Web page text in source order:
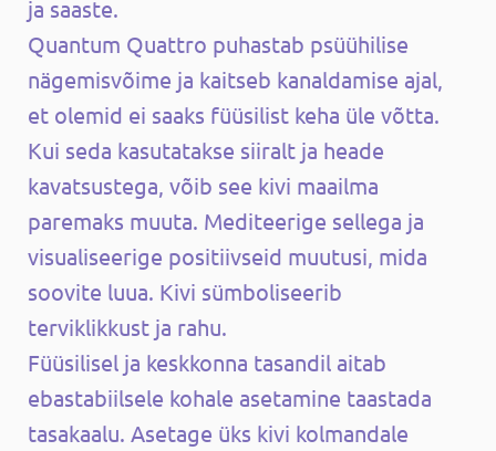
ja saaste.
Quantum Quattro puhastab psüühilise
nägemisvõime ja kaitseb kanaldamise ajal,
et olemid ei saaks füüsilist keha üle võtta.
Kui seda kasutatakse siiralt ja heade
kavatsustega, võib see kivi maailma
paremaks muuta. Mediteerige sellega ja
visualiseerige positiivseid muutusi, mida
soovite luua. Kivi sümboliseerib
terviklikkust ja rahu.
Füüsilisel ja keskkonna tasandil aitab
ebastabiilsele kohale asetamine taastada
tasakaalu. Asetage üks kivi kolmandale